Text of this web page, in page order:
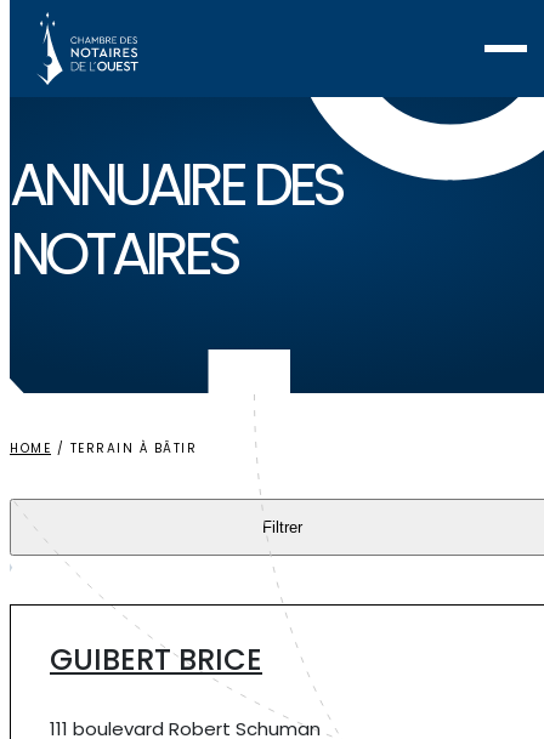
ANNUAIREDES
NOTAIRES
HOME / TERRAIN À BÂTIR
Filtrer
GUIBERT BRICE
111 boulevard Robert Schuman